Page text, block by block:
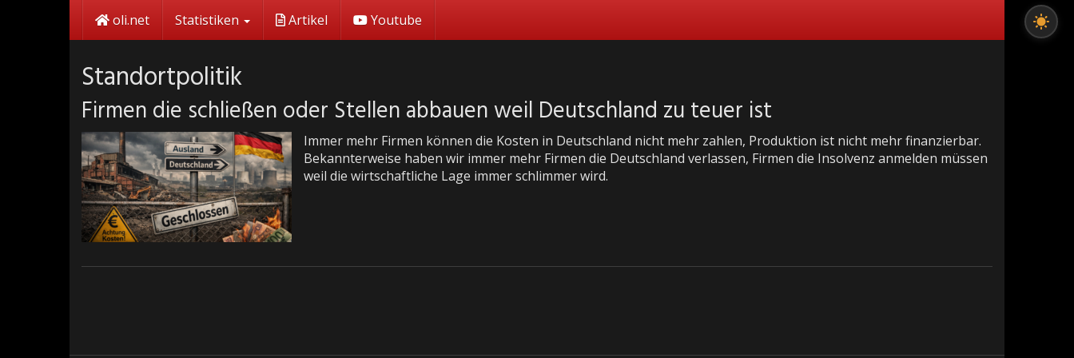
oli.net Statistiken Artikel Youtube
Standortpolitik
Firmen die schließen oder Stellen abbauen weil Deutschland zu teuer ist
Immer mehr Firmen können die Kosten in Deutschland nicht mehr zahlen, Produktion ist nicht mehr finanzierbar.
Bekannterweise haben wir immer mehr Firmen die Deutschland verlassen, Firmen die Insolvenz anmelden müssen
weil die wirtschaftliche Lage immer schlimmer wird.